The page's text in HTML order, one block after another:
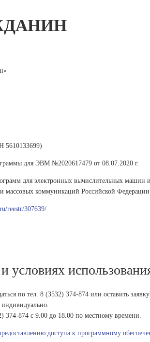
5610133699)
для ЭВМ №2020617479 от 08.07.2020 г.
для электронных вычислительных машин
массовых коммуникаций Российской
reestr/307639/
условиях
по тел. 8 (3532) 374-874 или оставить
374-874 с 9.00 до 18.00 по местному времени.
доступа к программному